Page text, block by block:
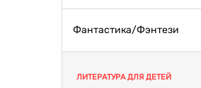
Фантастика/Фэнтези
ЛИТЕРАТУРА ДЛЯ ДЕТЕЙ